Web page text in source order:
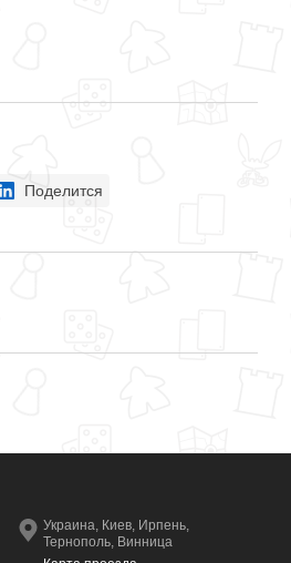
Поделится
Украина, Киев, Ирпень,
Тернополь, Винница